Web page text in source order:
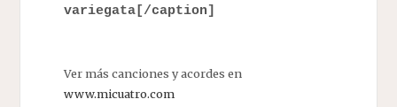
variegata[/caption]
Ver más canciones y acordes en
www.micuatro.com